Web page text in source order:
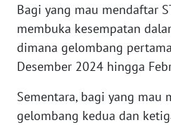
Bagi yang mau mendaftar
membuka kesempatan
dimana gelombang
Desember 2024 hingga
Sementara, bagi yang mau
gelombang kedua dan
PAPUA
BARAT
RIAU
WN